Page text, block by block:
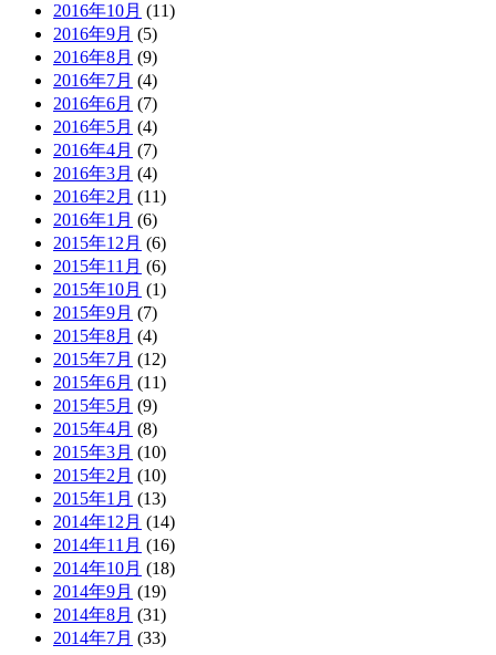
2016年10月 (11)
2016年9月 (5)
2016年8月 (9)
2016年7月 (4)
2016年6月 (7)
2016年5月 (4)
2016年4月 (7)
2016年3月 (4)
2016年2月 (11)
2016年1月 (6)
2015年12月 (6)
2015年11月 (6)
2015年10月 (1)
2015年9月 (7)
2015年8月 (4)
2015年7月 (12)
2015年6月 (11)
2015年5月 (9)
2015年4月 (8)
2015年3月 (10)
2015年2月 (10)
2015年1月 (13)
2014年12月 (14)
2014年11月 (16)
2014年10月 (18)
2014年9月 (19)
2014年8月 (31)
2014年7月 (33)